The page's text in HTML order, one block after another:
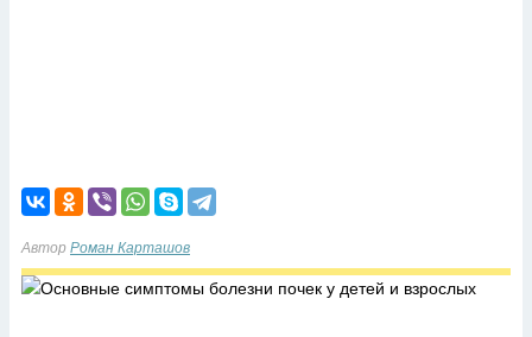
Автор Роман Карташов